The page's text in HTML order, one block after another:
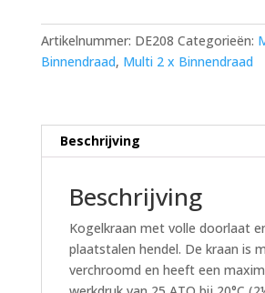
4"
aantal
Artikelnummer: DE208 Categorieën:
Binnendraad, Multi 2 x Binnendraad
Beschrijving
Beschrijving
Kogelkraan met volle doorlaat
plaatstalen hendel. De kraan is
verchroomd en heeft een